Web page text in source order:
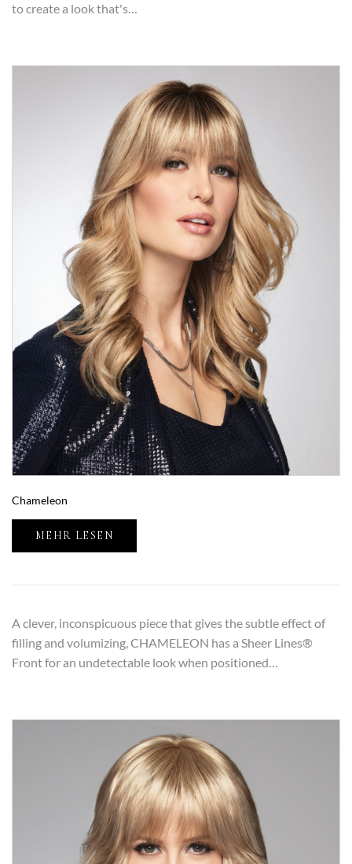
to create a look that's…
Chameleon
MEHR LESEN
A clever, inconspicuous piece that gives the subtle effect of
filling and volumizing, CHAMELEON has a Sheer Lines®
Front for an undetectable look when positioned…